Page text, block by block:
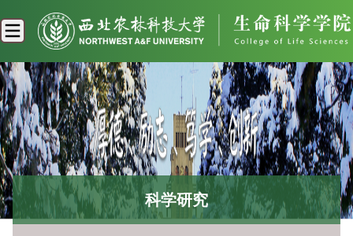
科学研究